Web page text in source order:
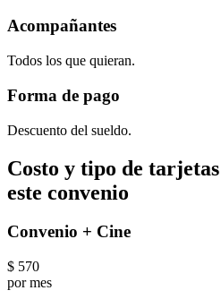
Acompañantes
Todos los que quieran.
Forma de pago
Descuento del sueldo.
Costo y tipo de
este convenio
Convenio + Cine
$ 570
por mes